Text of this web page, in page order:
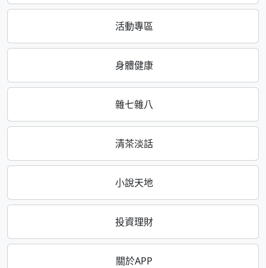
活動專區
身體健康
雜七雜八
清茶淡話
小說天地
投資理財
關於APP